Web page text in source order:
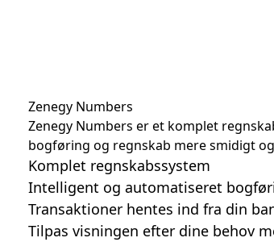
Zenegy Numbers
Zenegy Numbers er et komplet
bogføring og regnskab mere smidigt
Komplet regnskabssystem
Intelligent og automatiseret
Transaktioner hentes ind fra din
Tilpas visningen efter dine behov